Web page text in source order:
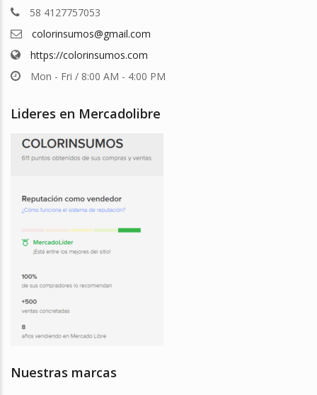
58 4127757053
colorinsumos@gmail.com
https://colorinsumos.com
Mon - Fri / 8:00 AM - 4:00 PM
Lideres en Mercadolibre
Nuestras marcas